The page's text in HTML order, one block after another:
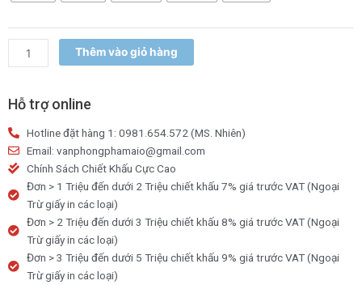
sơ
tài
3.5cm
5.5cm
/
7.5cm
/
10cm
/
15cm
số
lượng
Thêm vào giỏ hàng
Hỗ trợ online
Hotline đặt hàng 1: 0981.654.572 (MS. Nhiên)
Email: vanphongphamaio@gmail.com
Chính Sách Chiết Khấu Cực Cao
Đơn > 1 Triệu đến dưới 2 Triệu chiết khấu 7% giá trước VAT (Ngoại
Trừ giấy in các loại)
Đơn > 2 Triệu đến dưới 3 Triệu chiết khấu 8% giá trước VAT (Ngoại
Trừ giấy in các loại)
Đơn > 3 Triệu đến dưới 5 Triệu chiết khấu 9% giá trước VAT (Ngoại
Trừ giấy in các loại)